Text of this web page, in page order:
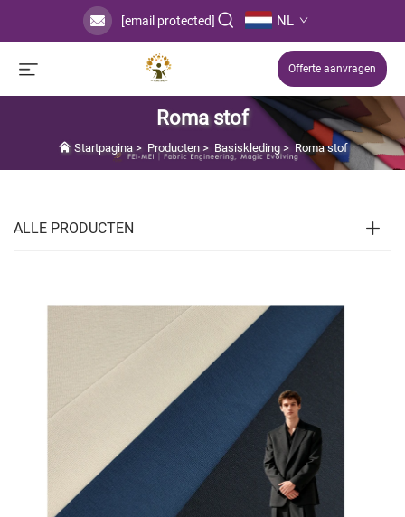
[email protected] NL
Offerte aanvragen
Roma stof
Startpagina> Producten> Basiskleding> Roma stof
ALLE PRODUCTEN